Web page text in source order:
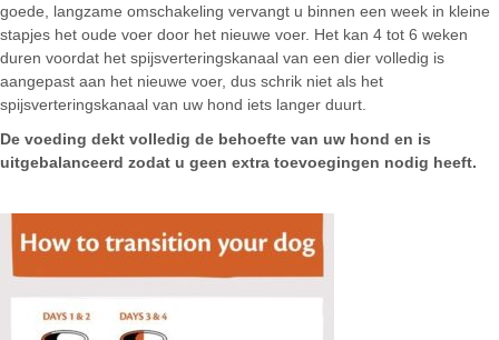
goede, langzame omschakeling vervangt u binnen een week in kleine
stapjes het oude voer door het nieuwe voer. Het kan 4 tot 6 weken
duren voordat het spijsverteringskanaal van een dier volledig is
aangepast aan het nieuwe voer, dus schrik niet als het
spijsverteringskanaal van uw hond iets langer duurt.
De voeding dekt volledig de behoefte van uw hond en is
uitgebalanceerd zodat u geen extra toevoegingen nodig heeft.